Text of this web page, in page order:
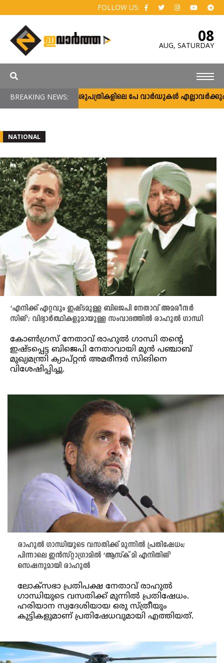
FOLLOW US:
08
AUG, SATURDAY
BREAKING NEWS:
ആശുപത്രികളിലെ പേ വാർഡുകൾ എല്ലാവർക്കും; വരുമാന
NATIONAL
‘എനിക്ക് ഏറ്റവും ഇഷ്ടമുള്ള ബിജെപി നേതാവ് അമരീന്ദർ
സിങ്’; വിദ്യാർത്ഥികളുമായുള്ള സംവാദത്തിൽ രാഹുൽ ഗാന്ധി
കോൺഗ്രസ് നേതാവ് രാഹുൽ ഗാന്ധി തന്റെ
ഇഷ്ടപ്പെട്ട ബിജെപി നേതാവായി മുൻ പഞ്ചാബ്
മുഖ്യമന്ത്രി ക്യാപ്റ്റൻ അമരീന്ദർ സിങിനെ
വിശേഷിപ്പിച്ചു.
രാഹുൽ ഗാന്ധിയുടെ വസതിക്ക് മുന്നിൽ പ്രതിഷേധം;
പിന്നാലെ ഇൻസ്റ്റാഗ്രാമിൽ ‘ആസ്ക് മി എനിതിങ്’
സെഷനുമായി രാഹുൽ
ലോക്സഭാ പ്രതിപക്ഷ നേതാവ് രാഹുൽ
ഗാന്ധിയുടെ വസതിക്ക് മുന്നിൽ പ്രതിഷേധം.
ഹരിയാന സ്വദേശിയായ ഒരു സ്ത്രീയും
കുട്ടികളുമാണ് പ്രതിഷേധവുമായി എത്തിയത്.